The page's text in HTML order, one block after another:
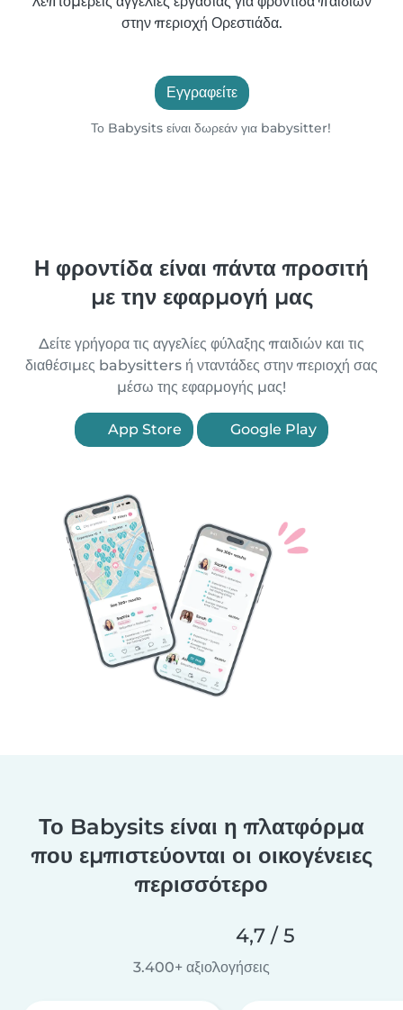
στην περιοχή Ορεστιάδα.
Εγγραφείτε
Το Babysits είναι δωρεάν για babysitter!
Η φροντίδα είναι πάντα προσιτή
με την εφαρμογή μας
Δείτε γρήγορα τις αγγελίες φύλαξης παιδιών και τις
διαθέσιμες babysitters ή νταντάδες στην περιοχή σας
μέσω της εφαρμογής μας!
App Store Google Play
Το Babysits είναι η πλατφόρμα
που εμπιστεύονται οι οικογένειες
περισσότερο
4,7 / 5
3.400+ αξιολογήσεις